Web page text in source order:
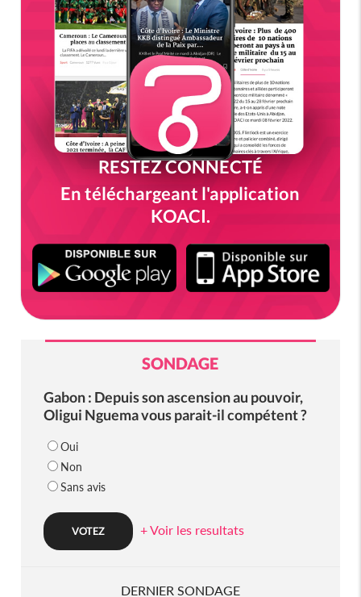
RESTEZ CONNECTÉ
En téléchargeant l'application
KOACI.
SONDAGE
Gabon : Depuis son ascension au pouvoir,
Oligui Nguema vous parait-il compétent ?
Oui
Non
Sans avis
+ Voir les resultats
DERNIER SONDAGE